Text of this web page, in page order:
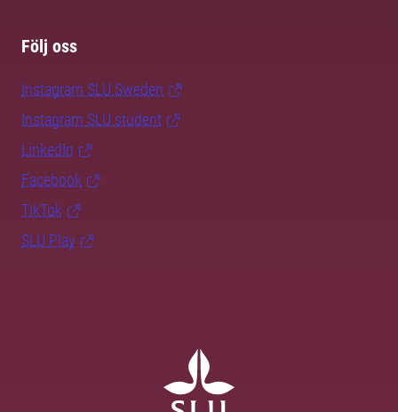
Följ oss
Instagram SLU.Sweden
Instagram SLU.student
LinkedIn
Facebook
TikTok
SLU Play